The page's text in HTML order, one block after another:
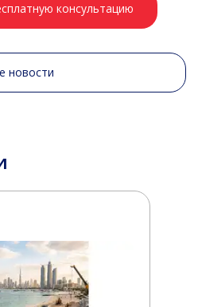
консультацию
новости